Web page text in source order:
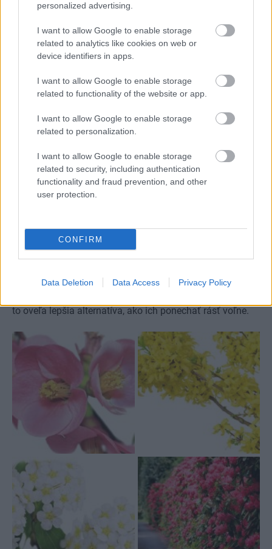
personalized advertising.
I want to allow Google to enable storage
related to analytics like cookies on web or
device identifiers in apps.
I want to allow Google to enable storage
related to functionality of the website or app.
I want to allow Google to enable storage
related to personalization.
I want to allow Google to enable storage
related to security, including authentication
functionality and fraud prevention, and other
user protection.
CONFIRM
Data Deletion Data Access Privacy Policy
Vavrínovec (Prunus laurocerasus) má väčšie lesklé listy. Dorastá až do
výšky 2 m, napríklad kultivar ’Rotundifolia‘.
Thinkstcock.com
Dorastá až do výšky 2 m, napríklad kultivar ’Rotundifolia‘.
Vavrínovec prosperuje na polotienistom mieste (krušpán
znesie slnko aj polotieň). Vysádzať treba aspoň 4 rastliny
to oveľa lepšia alternatíva, ako ich ponechať rásť voľne.